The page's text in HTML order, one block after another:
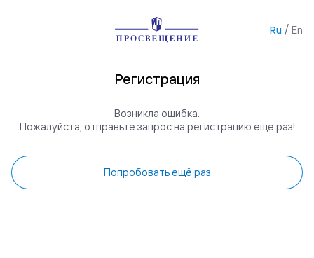
Ru / En
Регистрация
Возникла ошибка.
Пожалуйста, отправьте запрос на регистрацию еще раз!
Попробовать ещё раз